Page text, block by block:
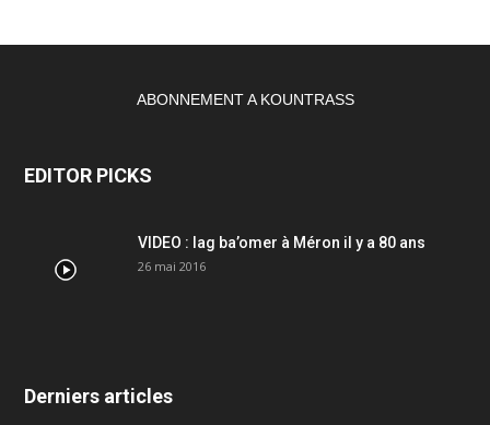
ABONNEMENT A KOUNTRASS
EDITOR PICKS
VIDEO : lag ba’omer à Méron il y a 80 ans
26 mai 2016
Derniers articles